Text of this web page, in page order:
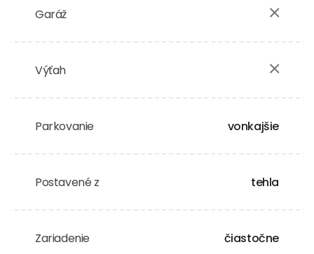
Garáž
Výťah
Parkovanie vonkajšie
Postavené z tehla
Zariadenie čiastočne